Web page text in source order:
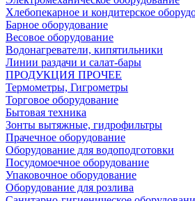
Хлебопекарное и кондитерское
Барное оборудование
Весовое оборудование
Водонагреватели, кипятильники
Линии раздачи и салат-бары
ПРОДУКЦИЯ ПРОЧЕЕ
Термометры, Гигрометры
Торговое оборудование
Бытовая техника
Зонты вытяжные, гидрофильтры
Прачечное оборудование
Оборудование для водоподготовки
Посудомоечное оборудование
Упаковочное оборудование
Оборудование для розлива